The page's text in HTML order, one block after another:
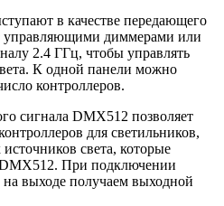
в качестве передающего
управляющими диммерами или
2.4 ГГц, чтобы управлять
К одной панели можно
контроллеров.
сигнала DMX512 позволяет
для светильников,
света, которые
При подключении
выходе получаем выходной